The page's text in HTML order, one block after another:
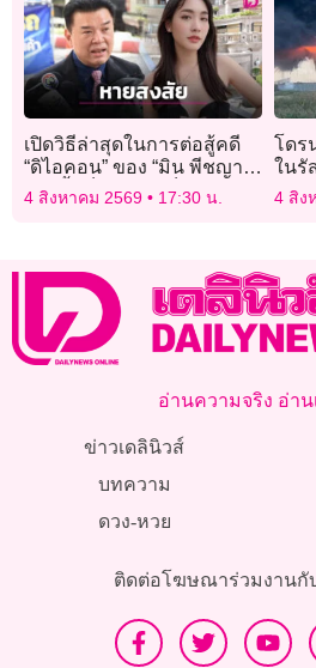
เปิดวิธีล่าสุดในการต่อสู้คดี
“ดิไอคอน” ของ “มิน พีชญา”
หลังย้ำเป็นแค่พรีเซ็นเตอร์มา
4 สิงหาคม 2569 17:30 น.
โดร
ในรั
ยิงเ
4 สิง
อ่านความจริง อ่าน
ข่าวเดลินิวส์
บทความ
ดวง-หวย
ติดต่อโฆษณาร่วมงานกั